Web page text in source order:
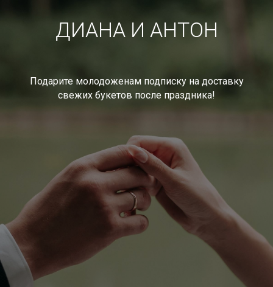
ДИАНА И АНТОН
Подарите молодоженам подписку на доставку
свежих букетов после праздника!